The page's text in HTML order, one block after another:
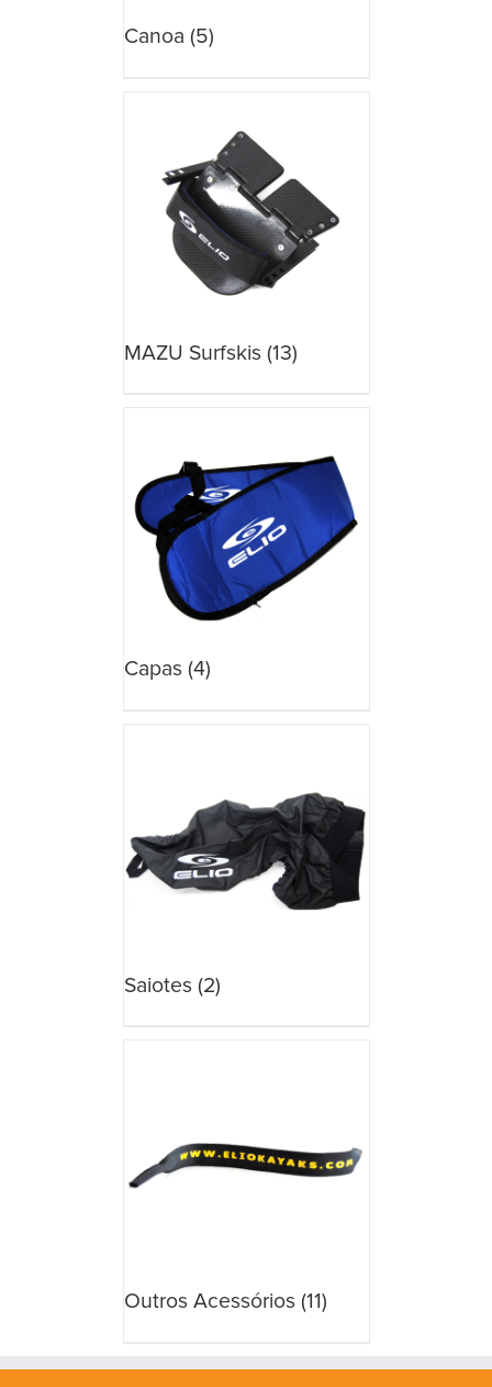
Canoa (5)
MAZU Surfskis (13)
Capas (4)
Saiotes (2)
Outros Acessórios (11)